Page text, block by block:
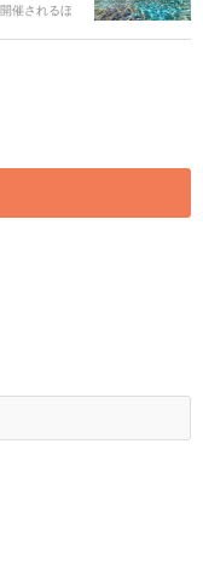
催されるほ
1365]
日比谷公
日比谷